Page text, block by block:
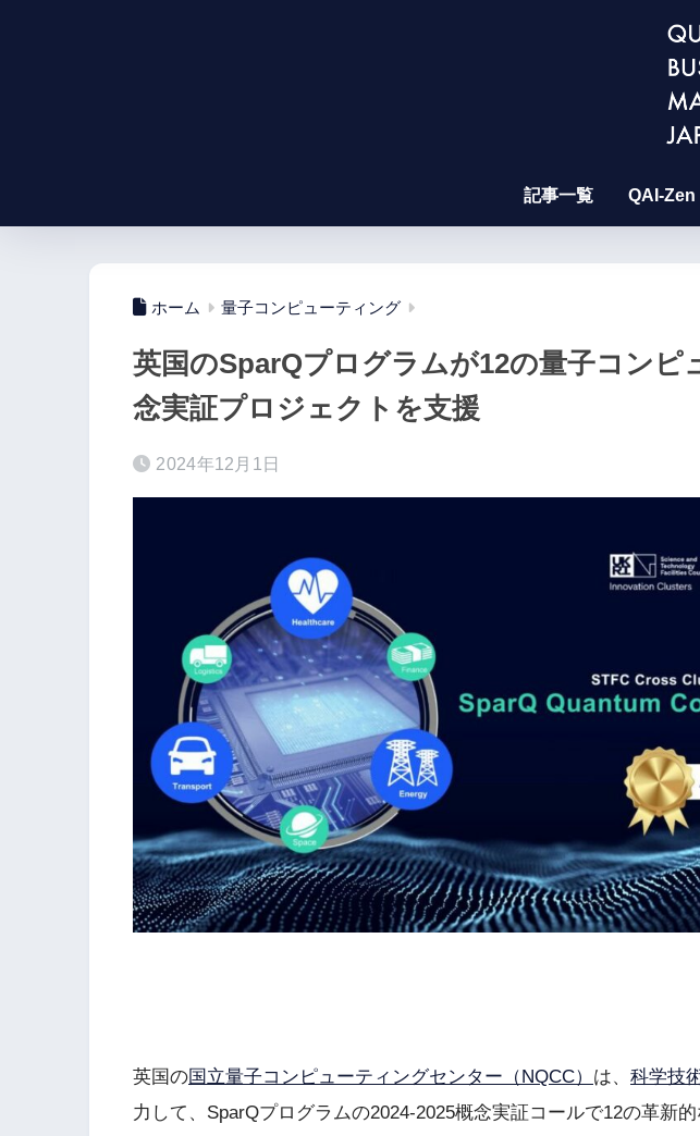
記事一覧 QAI-Zen
ホーム 量子コンピューティング
英国のSparQプログラムが12の量子コンピ
念実証プロジェクトを支援
2024年12月1日
英国の国立量子コンピューティングセンター（NQCC） は、 科学技
力して、SparQプログラムの2024-2025概念実証コールで12の革新